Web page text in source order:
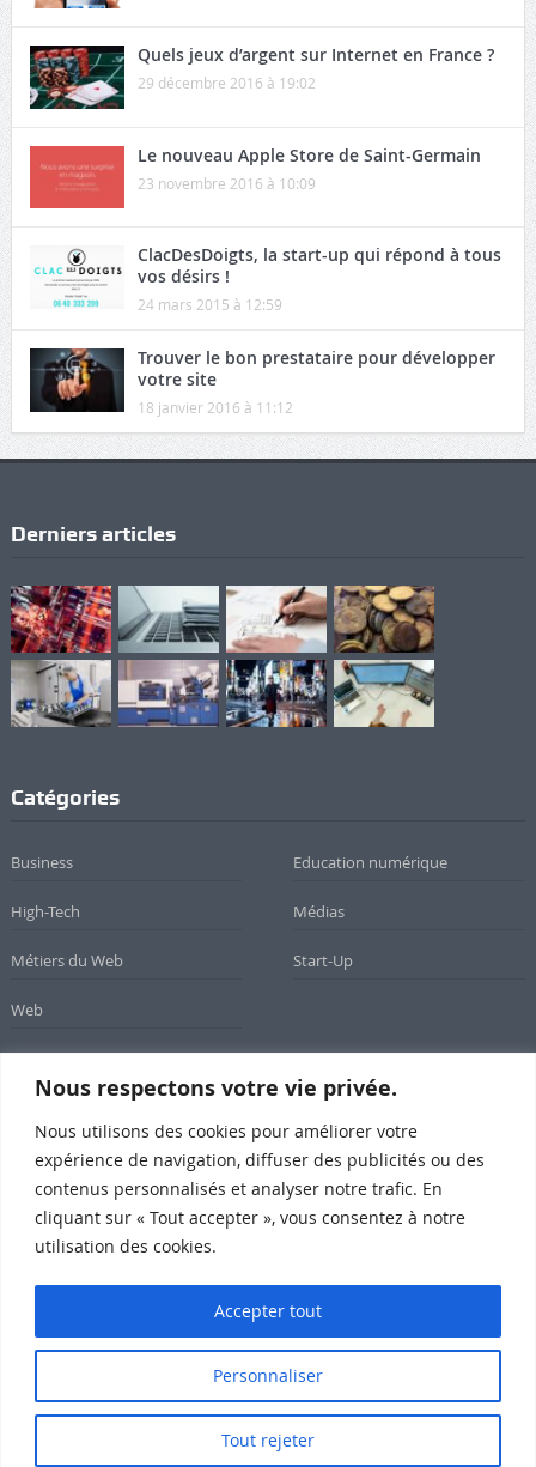
Nous respectons votre vie privée.
Nous utilisons des cookies pour améliorer votre
expérience de navigation, diffuser des publicités ou des
contenus personnalisés et analyser notre trafic. En
cliquant sur « Tout accepter », vous consentez à notre
utilisation des cookies.
Personnaliser
Tout rejeter
Accepter tout
Quels jeux d’argent sur Internet en France ?
29 décembre 2016 à 19:02
Le nouveau Apple Store de Saint-Germain
23 novembre 2016 à 10:09
ClacDesDoigts, la start-up qui répond à tous
vos désirs !
24 mars 2015 à 12:59
Trouver le bon prestataire pour développer
votre site
18 janvier 2016 à 11:12
Derniers articles
Catégories
Business Education numérique
High-Tech Médias
Métiers du Web Start-Up
Web
Inscrivez-vous à notre newsletter
Subscribe
SomeWeb @2015 Propulsé par Wordpress
Mentions légales